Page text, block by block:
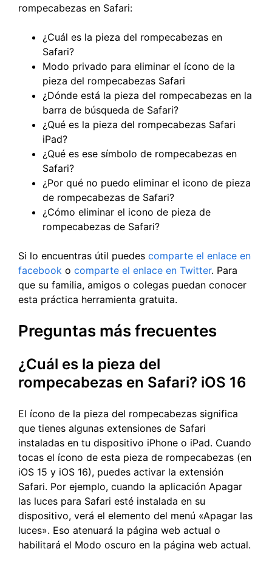
rompecabezas en Safari:
¿Cuál es la pieza del rompecabezas en
Safari?
Modo privado para eliminar el ícono de la
pieza del rompecabezas Safari
¿Dónde está la pieza del rompecabezas en la
barra de búsqueda de Safari?
¿Qué es la pieza del rompecabezas Safari
iPad?
¿Qué es ese símbolo de rompecabezas en
Safari?
¿Por qué no puedo eliminar el icono de pieza
de rompecabezas de Safari?
¿Cómo eliminar el icono de pieza de
rompecabezas de Safari?
Si lo encuentras útil puedes comparte el enlace en
facebook o comparte el enlace en Twitter. Para
que su familia, amigos o colegas puedan conocer
esta práctica herramienta gratuita.
Preguntas más frecuentes
¿Cuál es la pieza del
rompecabezas en Safari? iOS 16
El ícono de la pieza del rompecabezas significa
que tienes algunas extensiones de Safari
instaladas en tu dispositivo iPhone o iPad. Cuando
tocas el ícono de esta pieza de rompecabezas (en
iOS 15 y iOS 16), puedes activar la extensión
Safari. Por ejemplo, cuando la aplicación Apagar
las luces para Safari esté instalada en su
dispositivo, verá el elemento del menú «Apagar las
luces». Eso atenuará la página web actual o
habilitará el Modo oscuro en la página web actual.